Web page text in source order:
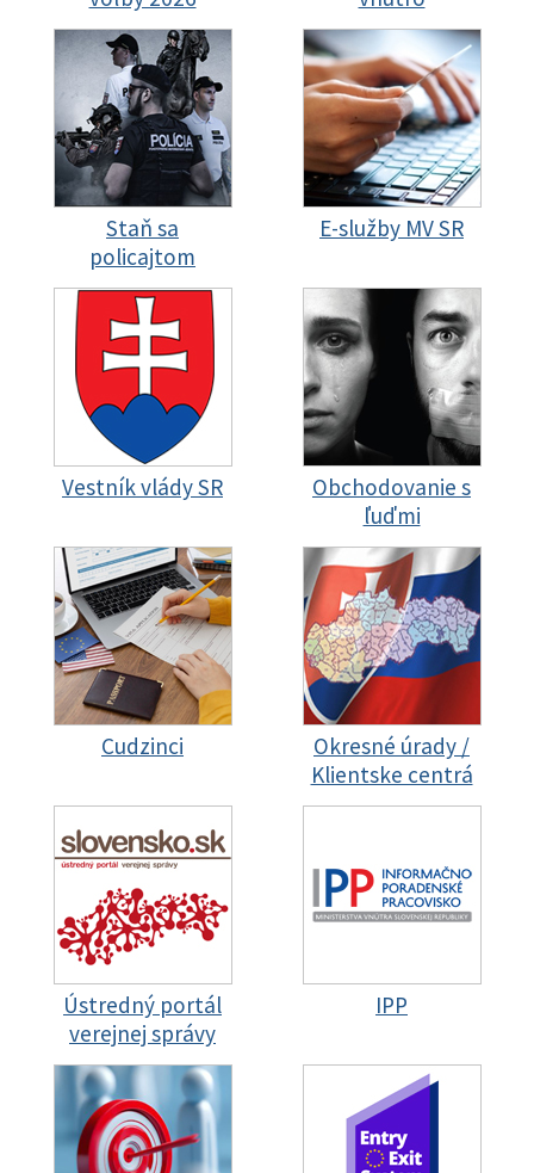
Staň sa
policajtom
E-služby MV SR
Vestník vlády SR
Obchodovanie s
ľuďmi
Cudzinci
Okresné úrady /
Klientske centrá
Ústredný portál
verejnej správy
IPP